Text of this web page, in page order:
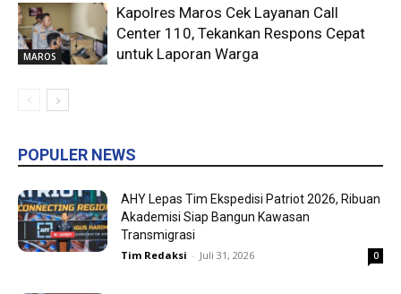
MAROS
Kapolres Maros Cek Layanan Call
Center 110, Tekankan Respons Cepat
untuk Laporan Warga
POPULER NEWS
AHY Lepas Tim Ekspedisi Patriot 2026, Ribuan
Akademisi Siap Bangun Kawasan
Transmigrasi
Tim Redaksi - Juli 31, 2026 0